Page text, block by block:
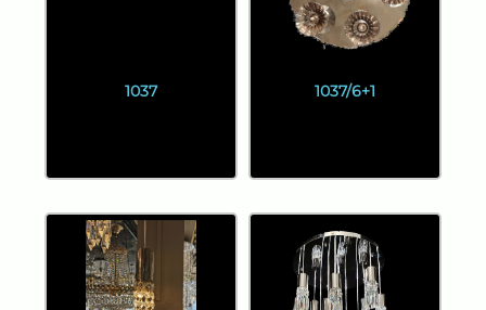
1037 1037/6+1